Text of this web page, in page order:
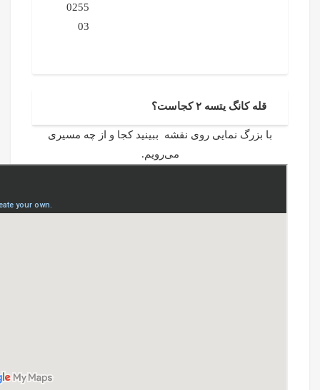
0255
03
قله کانگ یتسه ۲ کجاست؟
با بزرگ نمایی روی نقشه ببینید کجا و از چه مسیری
می‌رویم.